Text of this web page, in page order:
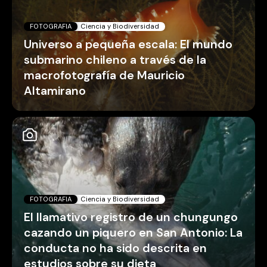
FOTOGRAFIA Ciencia y Biodiversidad
Universo a pequeña escala: El mundo
submarino chileno a través de la
macrofotografía de Mauricio
Altamirano
FOTOGRAFIA Ciencia y Biodiversidad
El llamativo registro de un chungungo
cazando un piquero en San Antonio: La
conducta no ha sido descrita en
estudios sobre su dieta